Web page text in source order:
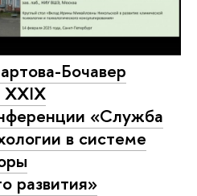
Бочавер
XХIX
«Служба
в системе
развития»